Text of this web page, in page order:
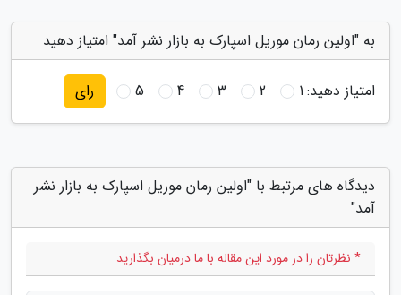
به "اولین رمان موریل اسپارک به بازار نشر آمد" امتیاز دهید
امتیاز دهید:1
2
3
4
5 رای
دیدگاه های مرتبط با "اولین رمان موریل اسپارک به بازار نشر
آمد"
* نظرتان را در مورد این مقاله با ما درمیان بگذارید